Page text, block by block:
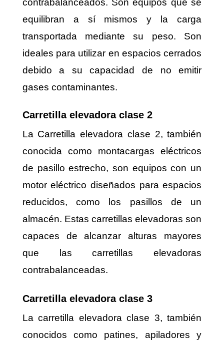
contrabalanceados. Son equipos que se
equilibran a sí mismos y la carga
transportada mediante su peso. Son
ideales para utilizar en espacios cerrados
debido a su capacidad de no emitir
gases contaminantes.
Carretilla elevadora clase 2
La Carretilla elevadora clase 2, también
conocida como montacargas eléctricos
de pasillo estrecho, son equipos con un
motor eléctrico diseñados para espacios
reducidos, como los pasillos de un
almacén. Estas carretillas elevadoras son
capaces de alcanzar alturas mayores
que las carretillas elevadoras
contrabalanceadas.
Carretilla elevadora clase 3
La carretilla elevadora clase 3, también
conocidos como patines, apiladores y